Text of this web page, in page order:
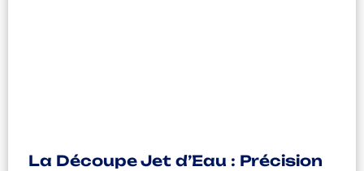
La Découpe Jet d’Eau : Précision